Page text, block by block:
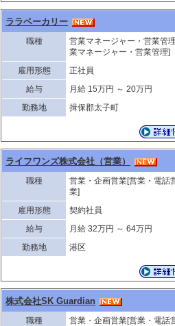
ララベーカリー
職種
営業マネージャー・営業管
業マネージャー・営業管理]
雇用形態
正社員
給与
月給 15万円 ～ 20万円
勤務地
揖保郡太子町
ライフワンズ株式会社（営業）
職種
営業・企画営業[営業・電話
業]
雇用形態
契約社員
給与
月給 32万円 ～ 64万円
勤務地
港区
株式会社SK Guardian
職種
営業・企画営業[営業・電話